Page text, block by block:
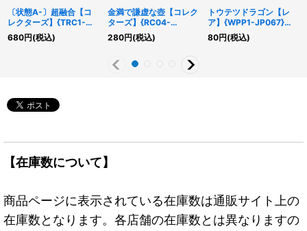
〔状態A-〕超融合【コ
レクターズ】{TRC1-
JP004}《魔法》
680円(税込)
金満で謙虚な壺【コレク
ターズ】{RC04-
JP067}《魔法》
280円(税込)
トウテツドラゴン【レ
ア】{WPP1-JP067}
《リンク》
80円(税込)
【在庫数について】
商品ページに表示されている在庫数は通販サイト上の
在庫数となります。各店舗の在庫数とは異なりますの